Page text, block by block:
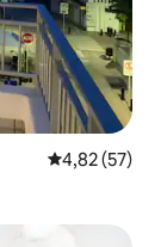
4,82 de uma
4,82 (57)